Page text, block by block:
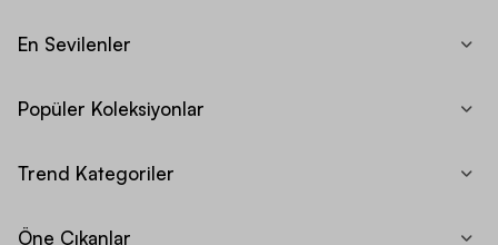
En Sevilenler
Popüler Koleksiyonlar
Trend Kategoriler
Öne Çıkanlar